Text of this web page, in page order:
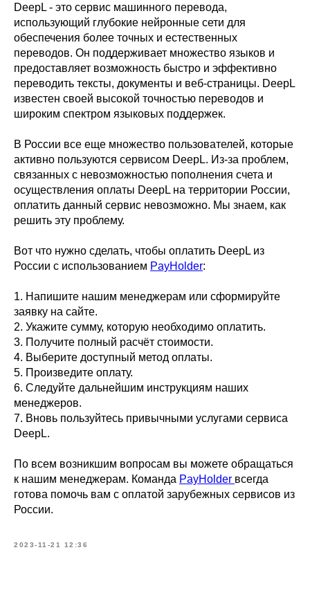
DeepL - это сервис машинного перевода,
использующий глубокие нейронные сети для
обеспечения более точных и естественных
переводов. Он поддерживает множество языков и
предоставляет возможность быстро и эффективно
переводить тексты, документы и веб-страницы. DeepL
известен своей высокой точностью переводов и
широким спектром языковых поддержек.
В России все еще множество пользователей, которые
активно пользуются сервисом DeepL. Из-за проблем,
связанных с невозможностью пополнения счета и
осуществления оплаты DeepL на территории России,
оплатить данный сервис невозможно. Мы знаем, как
решить эту проблему.
Вот что нужно сделать, чтобы оплатить DeepL из
России с использованием PayHolder:
1. Напишите нашим менеджерам или сформируйте
заявку на сайте.
2. Укажите сумму, которую необходимо оплатить.
3. Получите полный расчёт стоимости.
4. Выберите доступный метод оплаты.
5. Произведите оплату.
6. Следуйте дальнейшим инструкциям наших
менеджеров.
7. Вновь пользуйтесь привычными услугами сервиса
DeepL.
По всем возникшим вопросам вы можете обращаться
к нашим менеджерам. Команда PayHolder всегда
готова помочь вам с оплатой зарубежных сервисов из
России.
2023-11-21 12:36